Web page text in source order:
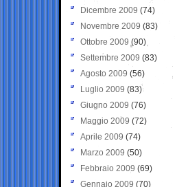
Dicembre 2009 (74)
Novembre 2009 (83)
Ottobre 2009 (90)
Settembre 2009 (83)
Agosto 2009 (56)
Luglio 2009 (83)
Giugno 2009 (76)
Maggio 2009 (72)
Aprile 2009 (74)
Marzo 2009 (50)
Febbraio 2009 (69)
Gennaio 2009 (70)